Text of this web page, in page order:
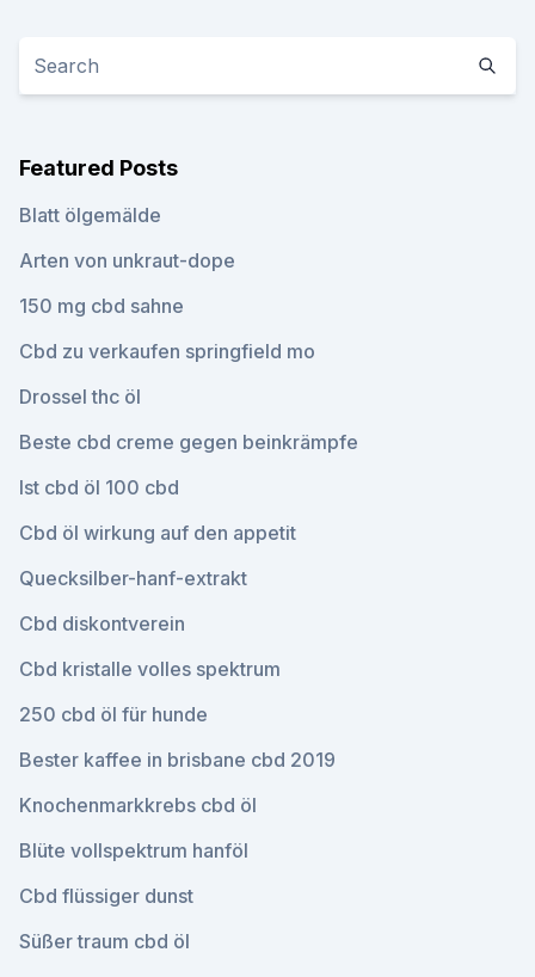
Featured Posts
Blatt ölgemälde
Arten von unkraut-dope
150 mg cbd sahne
Cbd zu verkaufen springfield mo
Drossel thc öl
Beste cbd creme gegen beinkrämpfe
Ist cbd öl 100 cbd
Cbd öl wirkung auf den appetit
Quecksilber-hanf-extrakt
Cbd diskontverein
Cbd kristalle volles spektrum
250 cbd öl für hunde
Bester kaffee in brisbane cbd 2019
Knochenmarkkrebs cbd öl
Blüte vollspektrum hanföl
Cbd flüssiger dunst
Süßer traum cbd öl